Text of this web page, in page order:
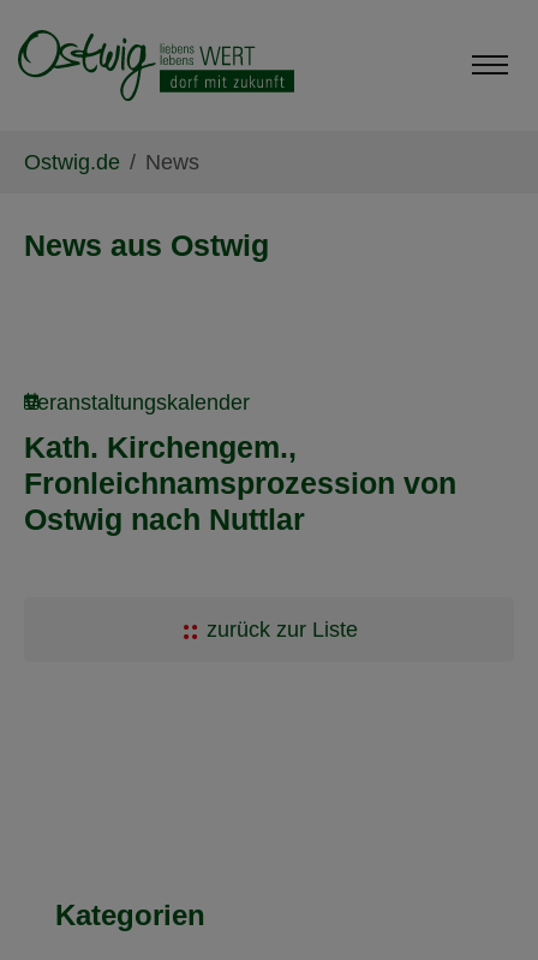
Ostwig.de News
News aus Ostwig
Veranstaltungskalender
Kath. Kirchengem.,
Fronleichnamsprozession von
Ostwig nach Nuttlar
zurück zur Liste
Kategorien